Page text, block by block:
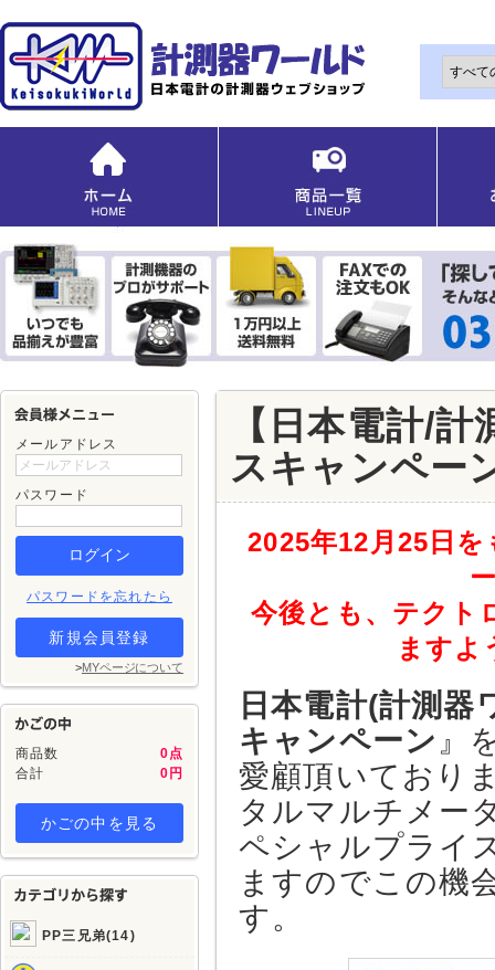
メールアドレス
パスワード
パスワードを忘れたら
新規会員登録
>MYページについて
商品数
0点
合計
0円
かごの中を見る
PP三兄弟(14)
【日本電計/
スキャンペー
2025年12月25日
今後とも、テクト
ますよ
日本電計(計測器
キャンペーン 』
愛顧頂いており
タルマルチメー
ペシャルプライ
ますのでこの機
す。